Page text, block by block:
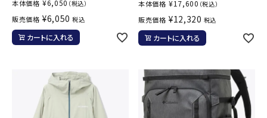
本体価格 ¥6,050 （税込）
販売価格 ¥6,050 税込
カートに入れる
本体価格 ¥17,600 （税込）
販売価格 ¥12,320 税込
カートに入れる